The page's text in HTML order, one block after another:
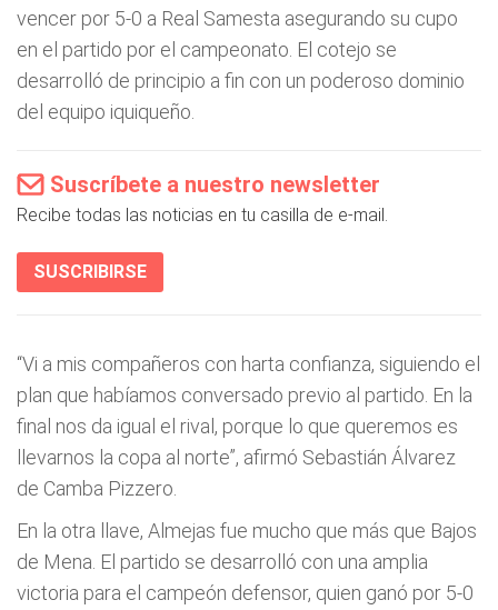
vencer por 5-0 a Real Samesta asegurando su cupo
en el partido por el campeonato. El cotejo se
desarrolló de principio a fin con un poderoso dominio
del equipo iquiqueño.
Suscríbete a nuestro newsletter
Recibe todas las noticias en tu casilla de e-mail.
SUSCRIBIRSE
“Vi a mis compañeros con harta confianza, siguiendo el
plan que habíamos conversado previo al partido. En la
final nos da igual el rival, porque lo que queremos es
llevarnos la copa al norte”, afirmó Sebastián Álvarez
de Camba Pizzero.
En la otra llave, Almejas fue mucho que más que Bajos
de Mena. El partido se desarrolló con una amplia
victoria para el campeón defensor, quien ganó por 5-0